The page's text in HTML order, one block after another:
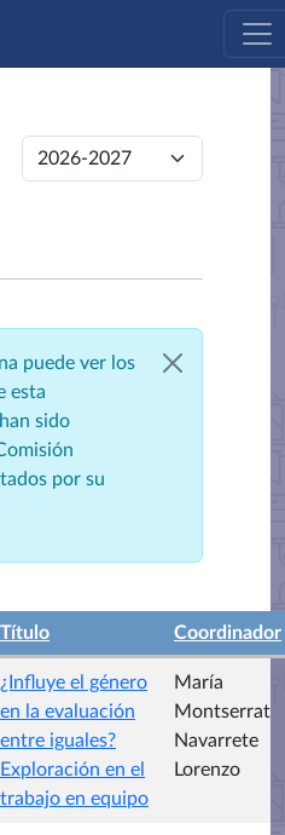
puede ver los
esta
sido
por su
Título Coordinador
¿Influye el género
en la evaluación
entre iguales?
Exploración en el
trabajo en equipo
María
Montserrat
Navarrete
Lorenzo